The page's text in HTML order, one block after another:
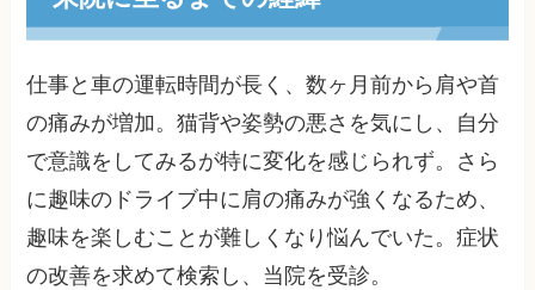
仕事と車の運転時間が長く、数ヶ月前から肩や首
の痛みが増加。猫背や姿勢の悪さを気にし、自分
で意識をしてみるが特に変化を感じられず。さら
に趣味のドライブ中に肩の痛みが強くなるため、
趣味を楽しむことが難しくなり悩んでいた。症状
の改善を求めて検索し、当院を受診。